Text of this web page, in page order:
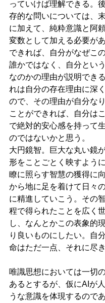
っていけば理解できる。
存的な問いについては、
に加えて、純粋意識と阿
変数として加える必要が
できれば、自分がなぜこ
誰かではなく、自分とい
なのかの理由が説明でき
れは自分の存在理由に深
ので、その理由が自分な
ことができれば、自分は
で絶対的安心感を持って
のではないかと思う。
大円鏡智。巨大な丸い鏡
形をことごとく映すよう
瞭に照らす智慧の獲得に
から地に足を着けて日々
に精進していこう。その
程で得られたことを広く
し、なんとかこの表象的
り良いものにしたい。自
命はただ一点、それに尽き
唯識思想においては一切
あるとするが、仮にAIが
うな意識を体現するので